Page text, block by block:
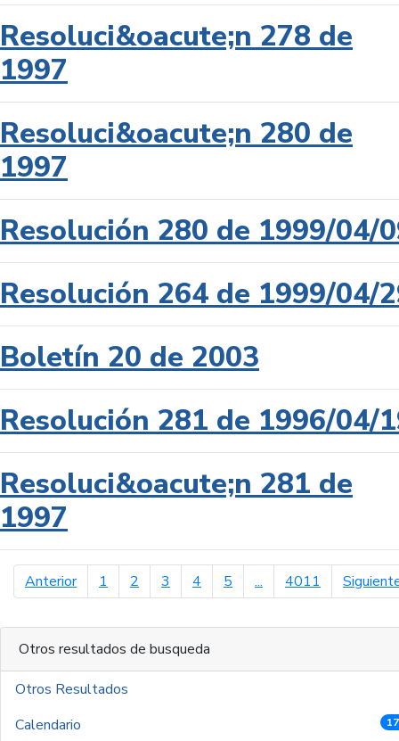
Resoluci&oacute;n 278 de
1997
Resoluci&oacute;n 280 de
1997
Resolución 280 de 1999/04/
Resolución 264 de 1999/04/
Boletín 20 de 2003
Resolución 281 de 1996/04/
Resoluci&oacute;n 281 de
1997
Anteriorpágina anterior
1 2 3 4 5 ... 4011
Otros resultados de busqueda
Otros Resultados
Calendario